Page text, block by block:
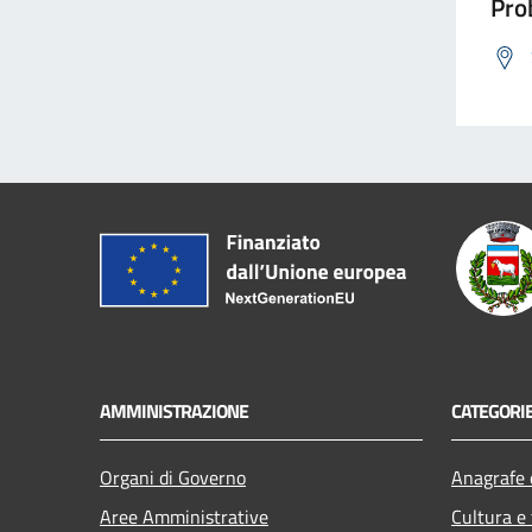
AMMINISTRAZIONE
Organi di Governo
Aree Amministrative
Cultura